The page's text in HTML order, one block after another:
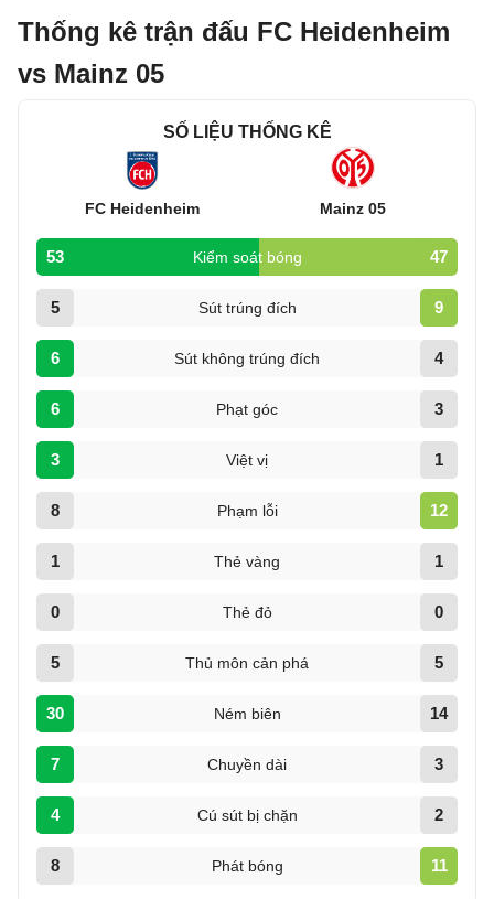
Thống kê trận đấu FC Heidenheim
vs Mainz 05
SỐ LIỆU THỐNG KÊ
FC Heidenheim Mainz 05
53 Kiểm soát bóng 47
5 Sút trúng đích 9
6 Sút không trúng đích 4
6 Phạt góc 3
3 Việt vị 1
8 Phạm lỗi 12
1 Thẻ vàng 1
0 Thẻ đỏ 0
5 Thủ môn cản phá 5
30 Ném biên 14
7 Chuyền dài 3
4 Cú sút bị chặn 2
8 Phát bóng 11